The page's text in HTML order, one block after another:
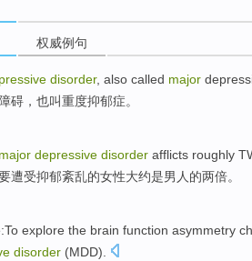
权威例句
disorder, also called major
障碍 ， 也叫重度抑郁症。
major depressive disorder afflicts roughly
遭受抑郁紊乱的女性大约是男人 的两倍。
:To explore the brain function asymmetry
disorder (MDD).